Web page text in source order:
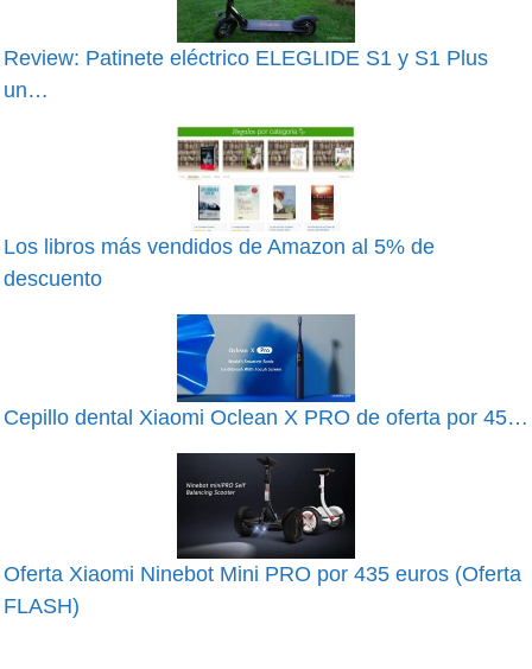
Review: Patinete eléctrico ELEGLIDE S1 y S1 Plus
un…
Los libros más vendidos de Amazon al 5% de
descuento
Cepillo dental Xiaomi Oclean X PRO de oferta por 45…
Oferta Xiaomi Ninebot Mini PRO por 435 euros (Oferta
FLASH)